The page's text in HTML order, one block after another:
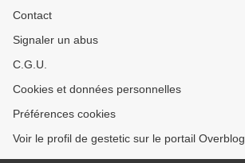
Contact
Signaler un abus
C.G.U.
Cookies et données personnelles
Préférences cookies
Voir le profil de gestetic sur le portail Overblog